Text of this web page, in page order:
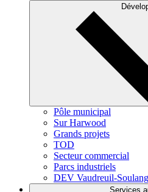
Pôle municipal
Sur Harwood
Grands projets
TOD
Secteur commercial
Parcs industriels
DEV Vaudreuil-
Services